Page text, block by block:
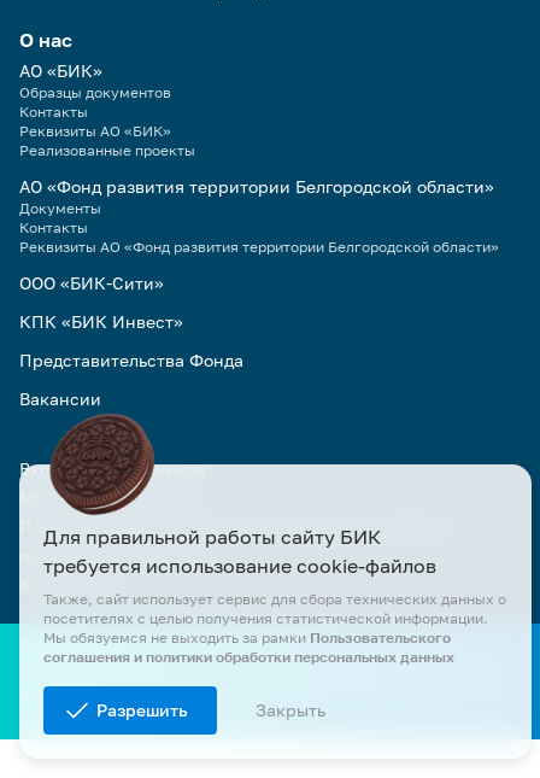
О нас
АО «БИК»
Образцы документов
Контакты
Реквизиты АО «БИК»
Реализованные проекты
АО «Фонд развития территории Белгородской области»
Документы
Контакты
Реквизиты АО «Фонд развития территории Белгородской области»
ООО «БИК-Сити»
КПК «БИК Инвест»
Представительства Фонда
Вакансии
Вход для сотрудников
Материалы для СМИ
Пользовательское соглашение и политика обработки
персональных данных
© Официальный сайт АО «БИК» и АО «Фонд развития территории
Белгородской области». Все права защищены. Все материалы сайта
доступны по лицензии Creative Commons Attribution 4.0 при условии
ссылки на первоисточник.
Для правильной работы сайту БИК
требуется использование cookie-файлов
Также, сайт использует сервис для сбора технических данных о
посетителях с целью получения статистической информации.
Мы обязуемся не выходить за рамки Пользовательского
соглашения и политики обработки персональных данных
Разрешить Закрыть